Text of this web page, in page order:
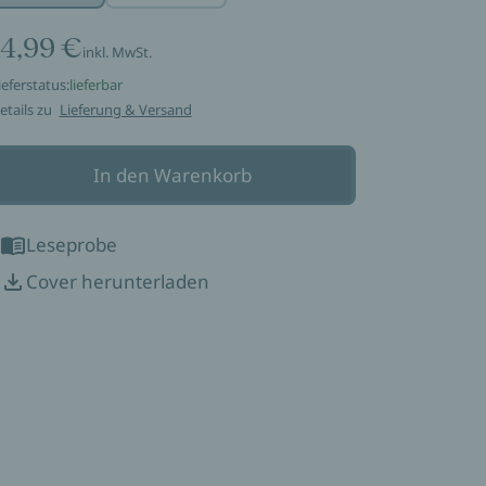
€inkl. MwSt.
lieferbar
zu Lieferung & Versand
In den Warenkorb
Leseprobe
Cover herunterladen